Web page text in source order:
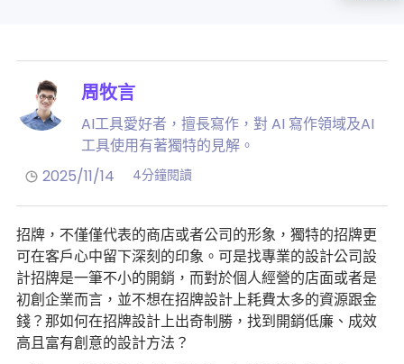
周牧言
AI工具愛好者，擅長寫作，對 AI 寫作領域及AI
工具使用有著獨特的見解。
2025/11/14
4分鐘閱讀
招牌，不僅僅代表的商店或者公司的形象，獨特的招牌更
可在客戶心中留下深刻的印象。可是找專業的設計公司設
計招牌是一筆不小的開銷，而對於個人經營的店面或者是
初創企業而言，並不想在招牌設計上耗費太多的資源跟金
錢？那如何在招牌設計上出奇制勝，找到開銷低廉、成效
高且富有創意的設計方法？